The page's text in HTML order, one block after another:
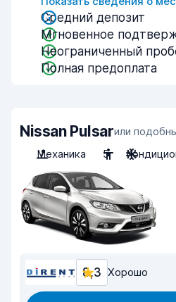
Средний депозит
Мгновенное
Неограниченный
Полная предоплата
Nissan Pulsarили
Механика
5
8,3 Хорошо